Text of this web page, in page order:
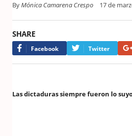
ByMónica Camarena Crespo 17 de
SHARE
Facebook Twitter
Las dictaduras siempre fueron lo